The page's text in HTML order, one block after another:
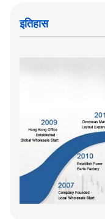
इतिहास